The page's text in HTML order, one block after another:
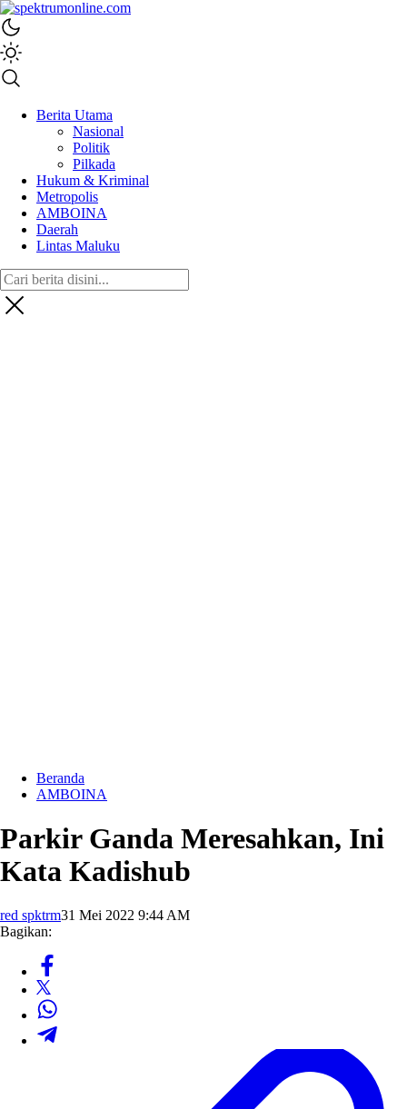
spektrumonline.com
Berita Utama
Nasional
Politik
Pilkada
Hukum & Kriminal
Metropolis
AMBOINA
Daerah
Lintas Maluku
Beranda
AMBOINA
Parkir Ganda Meresahkan, Ini
Kata Kadishub
red spktrm31 Mei 2022 9:44 AM
Bagikan: